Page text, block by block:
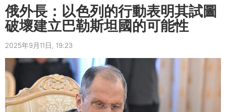
俄外長：以色列的行動表明其試圖
破壞建立巴勒斯坦國的可能性
2025年9月11日, 19:23